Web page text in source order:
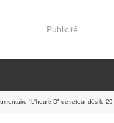
Publicité
"L'heure D" de retour dès le 29